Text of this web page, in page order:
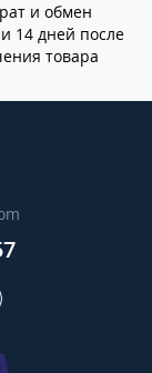
и обмен
14 дней после
товара